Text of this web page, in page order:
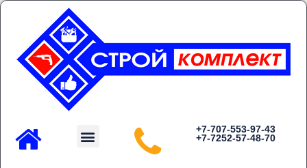
Перейти
содержимому
Menu
+7-707-553-97-43
+7-7252-57-48-70